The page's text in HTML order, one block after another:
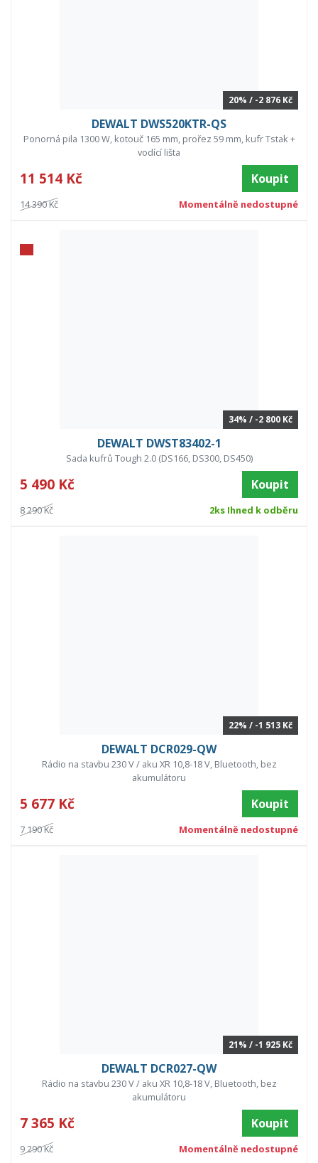
20% / -2 876 Kč
DEWALT DWS520KTR-QS
Ponorná pila 1300 W, kotouč 165 mm, prořez 59 mm, kufr Tstak +
vodící lišta
11 514 Kč Koupit
14 390 Kč Momentálně nedostupné
34% / -2 800 Kč
DEWALT DWST83402-1
Sada kufrů Tough 2.0 (DS166, DS300, DS450)
5 490 Kč Koupit
8 290 Kč 2ks Ihned k odběru
22% / -1 513 Kč
DEWALT DCR029-QW
Rádio na stavbu 230 V / aku XR 10,8-18 V, Bluetooth, bez
akumulátoru
5 677 Kč Koupit
7 190 Kč Momentálně nedostupné
21% / -1 925 Kč
DEWALT DCR027-QW
Rádio na stavbu 230 V / aku XR 10,8-18 V, Bluetooth, bez
akumulátoru
7 365 Kč Koupit
9 290 Kč Momentálně nedostupné